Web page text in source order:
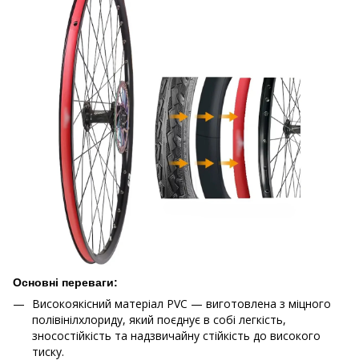
Основні переваги:
Високоякісний матеріал PVC — виготовлена з міцного
полівінілхлориду, який поєднує в собі легкість,
зносостійкість та надзвичайну стійкість до високого
тиску.